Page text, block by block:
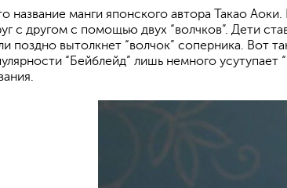
название манги японского автора Такао
с другом с помощью двух “волчков”. Дети
поздно вытолкнет “волчок” соперника.
“Бейблейд” лишь немного